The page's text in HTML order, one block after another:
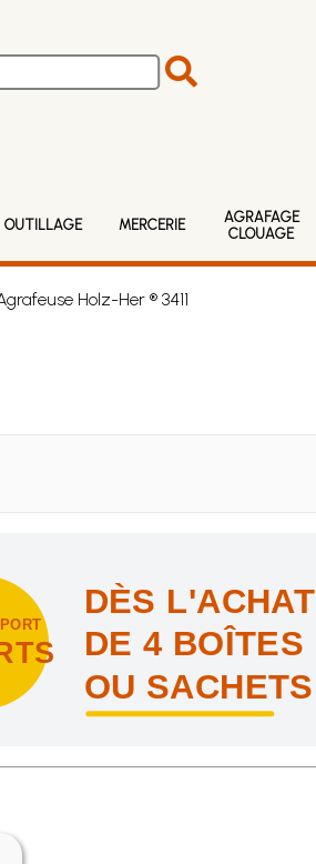
OUTILLAGE MERCERIE
AGRAFAGE
CLOUAGE
Holz-Her ® 3411
DÈS L'ACHAT
DE 4 BOÎTES
OU SACHETS
métropolitaine !